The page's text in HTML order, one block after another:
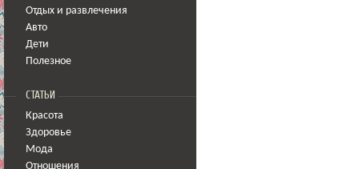
Отдых и развлечения
Авто
Дети
Полезное
СТАТЬИ
Красота
Здоровье
Мода
Отношения